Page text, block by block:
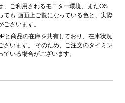
、ご利用されるモニター環境、またOS
ても 画面上ご覧になっている色と、実際
ざいます。
と商品の在庫を共有しており、在庫状況
ざいます。 そのため、ご注文のタイミン
いる場合がございます。